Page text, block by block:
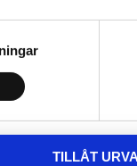
TILLÅT